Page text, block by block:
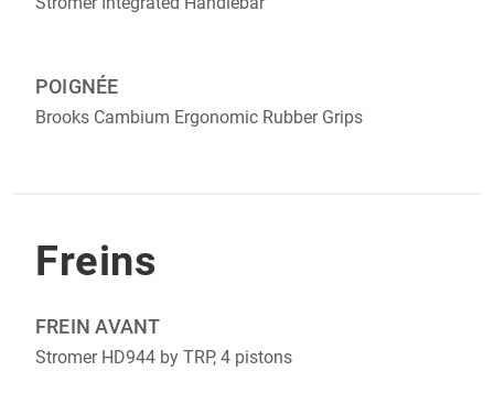
POIGNÉE
Brooks Cambium Ergonomic Rubber Grips
Freins
FREIN AVANT
Stromer HD944 by TRP, 4 pistons